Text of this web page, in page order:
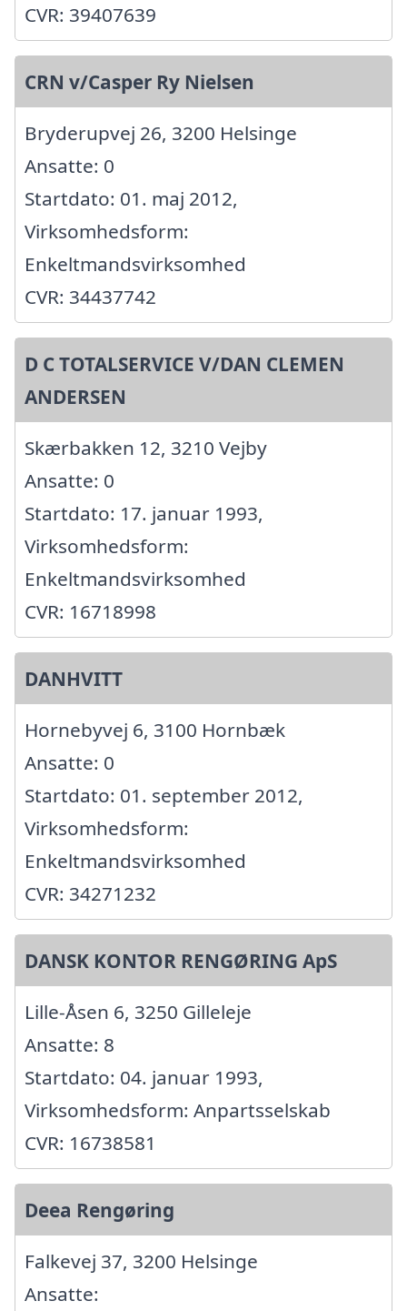
CVR: 39407639
CRN v/Casper Ry Nielsen
Bryderupvej 26, 3200 Helsinge
Ansatte: 0
Startdato: 01. maj 2012,
Virksomhedsform:
Enkeltmandsvirksomhed
CVR: 34437742
D C TOTALSERVICE V/DAN CLEMEN
ANDERSEN
Skærbakken 12, 3210 Vejby
Ansatte: 0
Startdato: 17. januar 1993,
Virksomhedsform:
Enkeltmandsvirksomhed
CVR: 16718998
DANHVITT
Hornebyvej 6, 3100 Hornbæk
Ansatte: 0
Startdato: 01. september 2012,
Virksomhedsform:
Enkeltmandsvirksomhed
CVR: 34271232
DANSK KONTOR RENGØRING ApS
Lille-Åsen 6, 3250 Gilleleje
Ansatte: 8
Startdato: 04. januar 1993,
Virksomhedsform: Anpartsselskab
CVR: 16738581
Deea Rengøring
Falkevej 37, 3200 Helsinge
Ansatte: